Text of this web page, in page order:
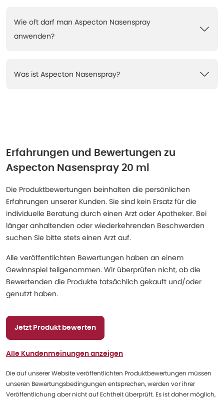
Wie oft darf man Aspecton Nasenspray
anwenden?
Was ist Aspecton Nasenspray?
Erfahrungen und Bewertungen zu
Aspecton Nasenspray 20 ml
Die Produktbewertungen beinhalten die persönlichen
Erfahrungen unserer Kunden. Sie sind kein Ersatz für die
individuelle Beratung durch einen Arzt oder Apotheker. Bei
länger anhaltenden oder wiederkehrenden Beschwerden
suchen Sie bitte stets einen Arzt auf.
Alle veröffentlichten Bewertungen haben an einem
Gewinnspiel teilgenommen. Wir überprüfen nicht, ob die
Bewertenden die Produkte tatsächlich gekauft und/oder
genutzt haben.
Jetzt Produkt bewerten
Alle Kundenmeinungen anzeigen
Die auf unserer Website veröffentlichten Produktbewertungen müssen
unseren Bewertungsbedingungen entsprechen, werden vor ihrer
Veröffentlichung aber nicht auf Echtheit überprüft. Es ist daher möglich,